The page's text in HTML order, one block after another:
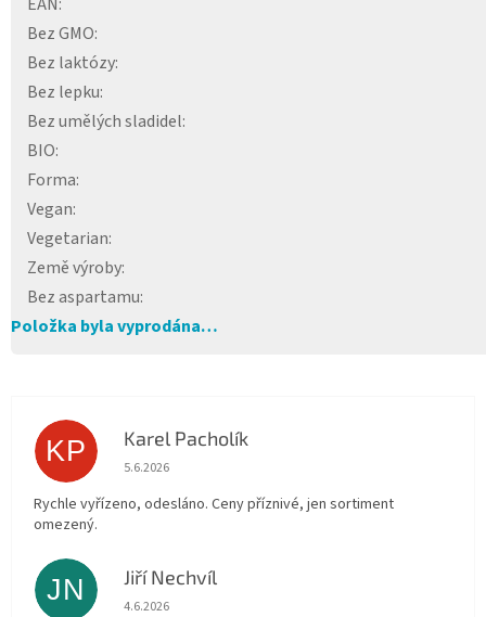
Bez GMO:
Bez laktózy:
Bez lepku:
Bez umělých sladidel:
BIO:
Forma:
Vegan:
Vegetarian:
Země výroby:
Bez aspartamu:
Položka byla vyprodána…
KP Karel Pacholík
Hodnocení obchodu je 4 z 5 hvězdiček.
5.6.2026
Rychle vyřízeno, odesláno. Ceny příznivé, jen sortiment
omezený.
JN Jiří Nechvíl
Hodnocení obchodu je 5 z 5 hvězdiček.
4.6.2026